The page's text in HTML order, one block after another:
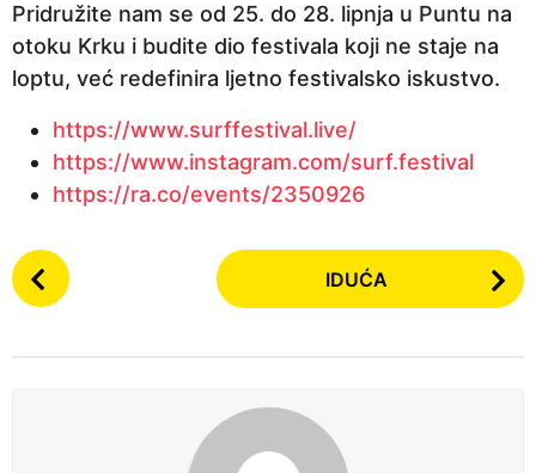
Pridružite nam se od 25. do 28. lipnja u Puntu na
otoku Krku i budite dio festivala koji ne staje na
loptu, već redefinira ljetno festivalsko iskustvo.
https://www.surffestival.live/
https://www.instagram.com/surf.festival
https://ra.co/events/2350926
P
o
IDUĆA